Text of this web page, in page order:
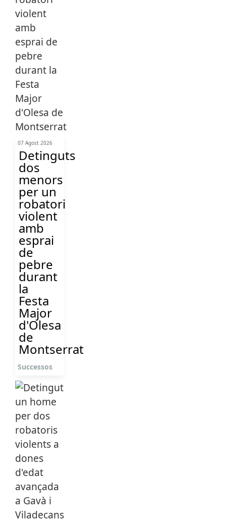
07 Agost 2026
Detinguts
dos
menors
per un
robatori
violent
amb
esprai
de
pebre
durant
la
Festa
Major
d'Olesa
de
Montserrat
Successos